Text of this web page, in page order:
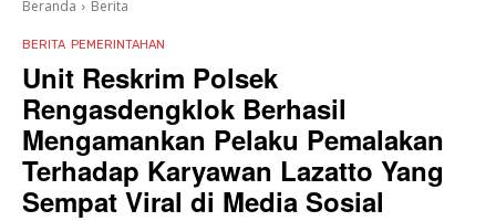
Beranda Berita
BERITA PEMERINTAHAN
Unit Reskrim Polsek
Rengasdengklok Berhasil
Mengamankan Pelaku Pemalakan
Terhadap Karyawan Lazatto Yang
Sempat Viral di Media Sosial